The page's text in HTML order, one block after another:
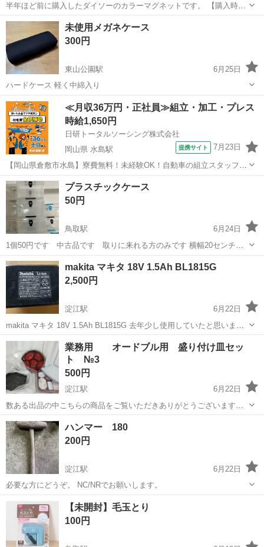
半年ほど前に購入したダイソーのカラーマグネットです。 【購入時価
格】100円✖️2 【傷などの状態】未開封 【希望取引場所】合銀米子上後
藤支店 駐車場 【希望取引日時】相談 上記の条件に合わせてくださる
方を優先させてい...
鳥取 米子市 三本松口駅
未使用メガネケース
300円
東山公園駅
6月25日
ハードケース 軽く中綿入り
鳥取 米子市 東山公園駅 その他 メガネ
≪月収36万円・正社員≫組立・加工・プレス
時給1,650円
日研トータルソーシング株式会社
岡山県 水島駅
提携サイト 7月23日
【岡山県倉敷市水島】寮費無料！未経験OK！自動車の組立スタッフ
《お仕事No.NS0089》 お仕事について 車の組立作業です。専用レール
に乗って流れてくる車の骨組みに、車内外の各部品・ハンドル・足回
り・ドア・シートなどの各...
岡山 倉敷市 その他
プラスチックケース
50円
鳥取駅
6月24日
1個50円です 中古品です 取りに来れる方のみです 横幅20センチく
らいです
鳥取 鳥取市 その他
makita マキタ 18V 1.5Ah BL1815G
2,500円
淀江駅
6月22日
makita マキタ 18V 1.5Ah BL1815G 去年少し使用していたと思いま
す。 電通確認済み、充電は普通に可能です。 NC/NRでお願いします。
鳥取 米子市 淀江駅 18V
業務用 オードブル用 盛り付け皿セッ
ト №3
500円
淀江駅
6月22日
数ある出品の中こちらの商品をご覧いただきありがとうございます。
＊土曜日の午前中は事前にご連絡を頂けましたら対応するように致し
ます 土曜日の午後、日曜日、祝日は対応いたしかねますのでよろしく
お願いいたします ＊仕事...
鳥取 米子市
ハンマー 180
200円
淀江駅
6月22日
必要な方にどうぞ。 NC/NRでお願いします。
鳥取 米子市 淀江駅 その他
【未開封】毛玉とり
100円